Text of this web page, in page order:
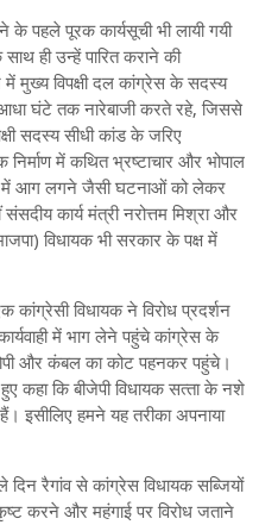
के पहले पूरक कार्यसूची भी लायी गयी
ही उन्हें पारित कराने की
में मुख्य विपक्षी दल कांग्रेस के सदस्य
घंटे तक नारेबाजी करते रहे, जिससे
सदस्य सीधी कांड के जरिए
निर्माण में कथित भ्रष्टाचार और भोपाल
में आग लगने जैसी घटनाओं को लेकर
कार्य मंत्री नरोत्तम मिश्रा और
विधायक भी सरकार के पक्ष में
विधायक ने विरोध प्रदर्शन
में भाग लेने पहुंचे कांग्रेस के
और कंबल का कोट पहनकर पहुंचे।
कहा कि बीजेपी विधायक सत्‍ता के नशे
इसीलिए हमने यह तरीका अपनाया
रैगांव से कांग्रेस विधायक सब्‍जियों
करने और महंगाई पर विरोध जताने